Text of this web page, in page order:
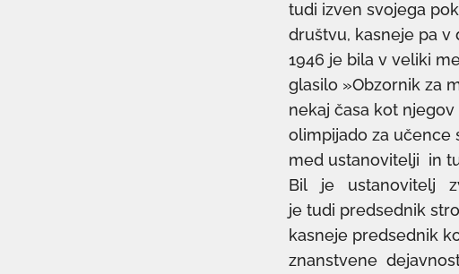
tudi izven svojega
društvu, kasneje pa
1946 je bila v veliki
glasilo »Obzornik za
nekaj časa kot
olimpijado za učence
med ustanovitelji in
Bil je ustanovitelj
je tudi predsednik
kasneje predsednik
znanstvene